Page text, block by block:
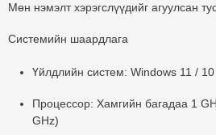
Мөн нэмэлт хэрэгслүүдийг агуулсан
Системийн шаардлага
Үйлдлийн систем: Windows 11 /
Процессор: Хамгийн багадаа 1
GHz)